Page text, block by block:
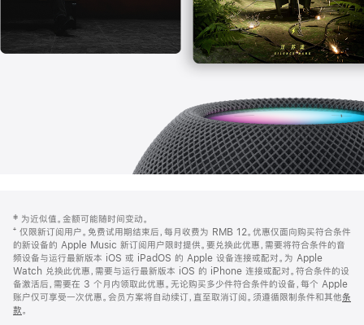
页
页
脚
注
‡ 为近似值。金额可能随时间变动。
⁺ 仅限新订阅用户。免费试用期结束后，每月收费为 RMB 12。优惠仅面向购买符合条件
的新设备的 Apple Music 新订阅用户限时提供。要兑换此优惠，需要将符合条件的音
频设备与运行最新版本 iOS 或 iPadOS 的 Apple 设备连接或配对。为 Apple
Watch 兑换此优惠，需要与运行最新版本 iOS 的 iPhone 连接或配对。符合条件的设
备激活后，需要在 3 个月内领取此优惠。无论购买多少件符合条件的设备，每个 Apple
账户仅可享受一次优惠。会员方案将自动续订，直至取消订阅。须遵循限制条件和其他条
款。